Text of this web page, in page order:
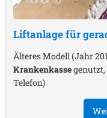
Liftanlage für
Älteres Modell (Jahr
Krankenkassegenutzt,
Telefon)